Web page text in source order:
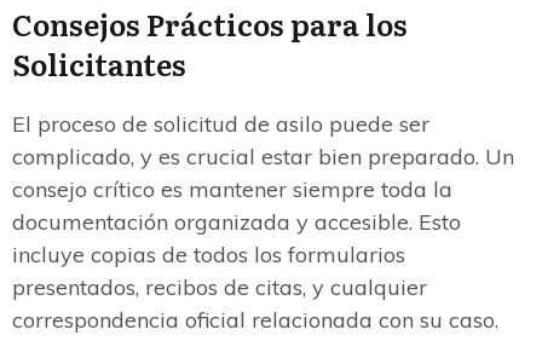
Consejos Prácticos para los
Solicitantes
El proceso de solicitud de asilo puede ser
complicado, y es crucial estar bien preparado. Un
consejo crítico es mantener siempre toda la
documentación organizada y accesible. Esto
incluye copias de todos los formularios
presentados, recibos de citas, y cualquier
correspondencia oficial relacionada con su caso.